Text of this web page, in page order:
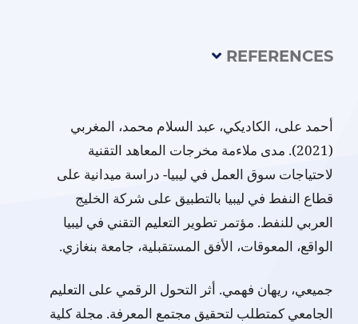
REFERENCES
أحمد على، الكاديكي، عبد السلام محمد، المغربي
(2021). مدى ملاءمة مخرجات المعاهد التقنية
لاحتياجات سوق العمل في ليبيا- دراسة ميدانية على
قطاع النفط في ليبيا بالتطبيق على شركة الخليج
العربي للنفط. مؤتمر تطوير التعليم التقني في ليبيا
الواقع، المعوقات، الأفق المستقبلية، جامعة بنغازي.
جميعي، ريهان فهمي. أثر التحول الرقمي على التعليم
الجامعي كمتطلب لتحقيق مجتمع المعرفة. مجلة كلية